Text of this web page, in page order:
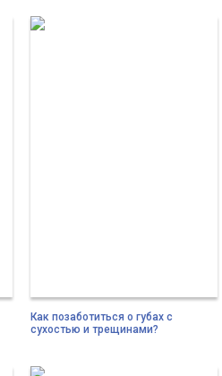
Как позаботиться о губах с
сухостью и трещинами?